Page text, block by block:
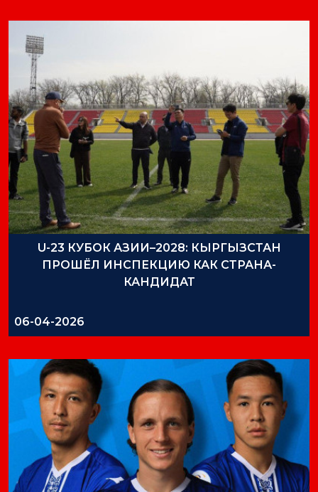
U-23 КУБОК АЗИИ–2028: КЫРГЫЗСТАН
ПРОШЁЛ ИНСПЕКЦИЮ КАК СТРАНА-
КАНДИДАТ
06-04-2026